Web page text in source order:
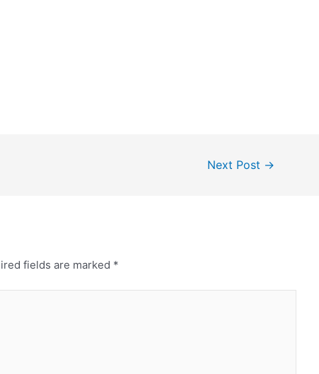
Next Post →
fields are marked *